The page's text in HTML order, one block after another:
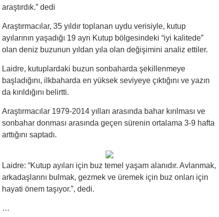
araştırdık.” dedi
Araştırmacılar, 35 yıldır toplanan uydu verisiyle, kutup
ayılarının yaşadığı 19 ayrı Kutup bölgesindeki “iyi kalitede”
olan deniz buzunun yıldan yıla olan değişimini analiz ettiler.
Laidre, kutuplardaki buzun sonbaharda şekillenmeye
başladığını, ilkbaharda en yüksek seviyeye çıktığını ve yazın
da kırıldığını belirtti.
Araştırmacılar 1979-2014 yılları arasında bahar kırılması ve
sonbahar donması arasında geçen sürenin ortalama 3-9 hafta
arttığını saptadı.
Laidre: “Kutup ayıları için buz temel yaşam alanıdır. Avlanmak,
arkadaşlarını bulmak, gezmek ve üremek için buz onları için
hayati önem taşıyor.”, dedi.
…